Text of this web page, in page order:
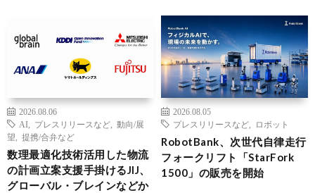
2026.08.06
AI
プレスリリースなど
動向/展
望
提携/合弁など
数理最適化技術活用した物流
の計画立案支援手掛けるJIJ、
グローバル・ブレインなどか
2026.08.05
プレスリリースなど
ロボット
RobotBank、次世代自律走行
フォークリフト「StarFork
1500」の販売を開始